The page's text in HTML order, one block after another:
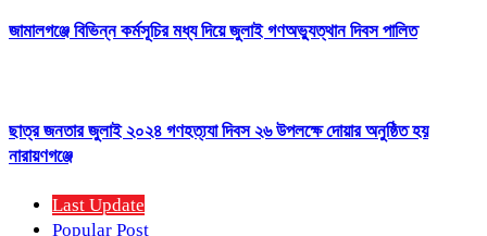
জামালগঞ্জে বিভিন্ন কর্মসূচির মধ্য দিয়ে জুলাই গণঅভ্যুত্থান দিবস পালিত
ছাত্র জনতার জুলাই ২০২৪ গণহত্য্যা দিবস ২৬ উপলক্ষে দোয়ার অনুষ্ঠিত হয়
নারায়ণগঞ্জে
Last Update
Popular Post